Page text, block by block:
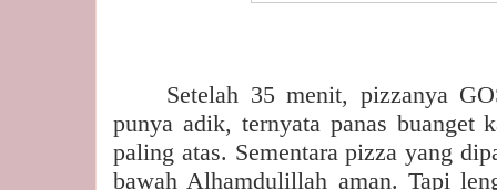
Setelah 35 menit, pizzanya
punya adik, ternyata panas buanget
paling atas. Sementara pizza yang
bawah Alhamdulillah aman. Tapi